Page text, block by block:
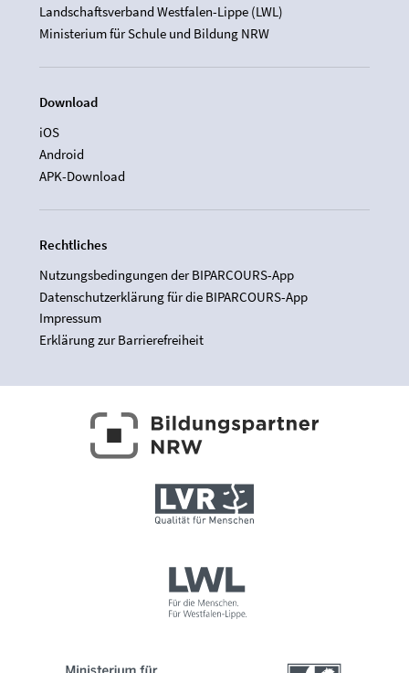
Landschaftsverband Westfalen-Lippe (LWL)
Ministerium für Schule und Bildung NRW
Download
iOS
Android
APK-Download
Rechtliches
Nutzungsbedingungen der BIPARCOURS-App
Datenschutzerklärung für die BIPARCOURS-App
Impressum
Erklärung zur Barrierefreiheit